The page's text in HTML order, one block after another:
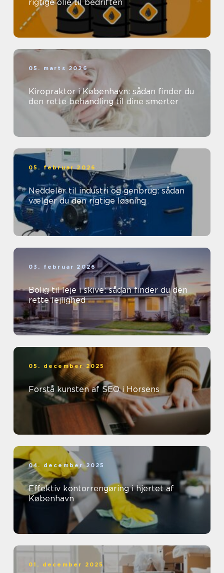
rigtige olie til bedriften
05. marts 2026
Kiropraktor i København: sådan finder du
den rette behandling til dine smerter
05. februar 2026
Neddeler til industri og genbrug: sådan
vælger du den rigtige løsning
03. februar 2026
Bolig til leje i skive: sådan finder du den
rette lejlighed
05. december 2025
Forstå kunsten af SEO i Horsens
04. december 2025
Effektiv kontorrengøring i hjertet af
København
01. december 2025